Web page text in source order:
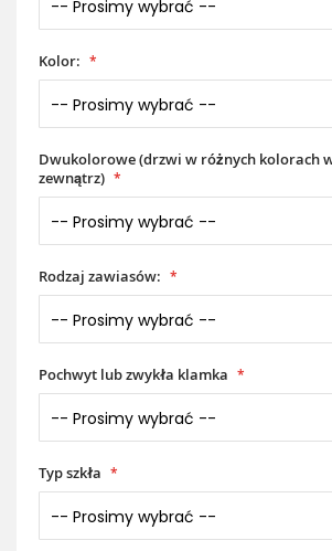
Kolor:
Dwukolorowe (drzwi w różnych kolorach
zewnątrz)
Rodzaj zawiasów:
Pochwyt lub zwykła klamka
Typ szkła